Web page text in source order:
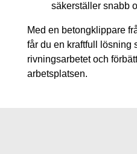
säkerställer snabb
Med en betongklippare
får du en kraftfull lösning
rivningsarbetet och
arbetsplatsen.